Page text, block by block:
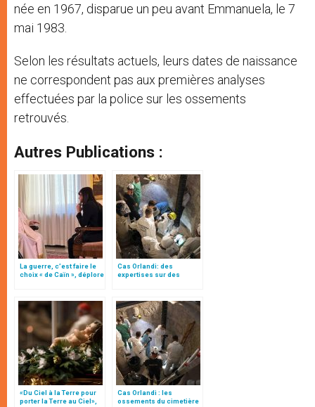
née en 1967, disparue un peu avant Emmanuela, le 7
mai 1983.
Selon les résultats actuels, leurs dates de naissance
ne correspondent pas aux premières analyses
effectuées par la police sur les ossements
retrouvés.
Autres Publications :
La guerre, c’est faire le
choix « de Caïn », déplore
Cas Orlandi: des
expertises sur des
«Du Ciel à la Terre pour
porter la Terre au Ciel»,
Cas Orlandi : les
ossements du cimetière